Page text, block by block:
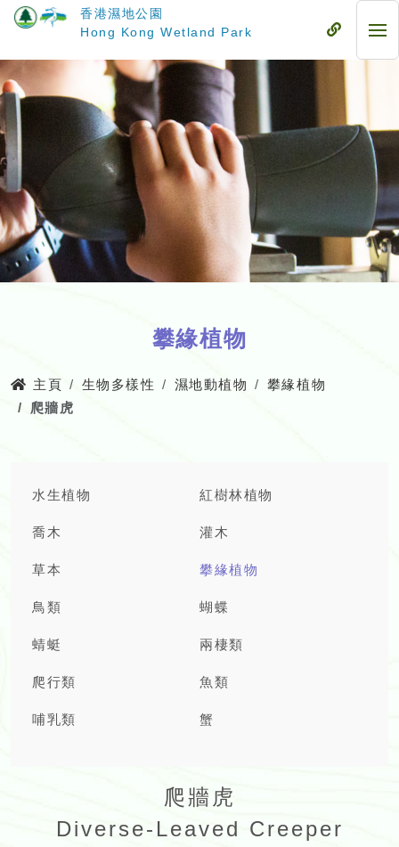
要
內
容
香港濕地公園
Hong Kong Wetland Park
流
流
動
攀緣植物
主頁 生物多樣性 濕地動植物
攀緣植物
爬牆虎
水生植物 紅樹林植物
喬木 灌木
草本 攀緣植物
鳥類 蝴蝶
蜻蜓 兩棲類
爬行類 魚類
哺乳類 蟹
爬牆虎
Diverse-Leaved Creeper